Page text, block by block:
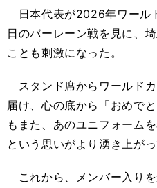
日本代表が2026年ワール
日のバーレーン戦を見に、
ことも刺激になった。
スタンド席からワールド
届け、心の底から「おめで
もまた、あのユニフォーム
という思いがより湧き上がっ
これから、メンバー入り